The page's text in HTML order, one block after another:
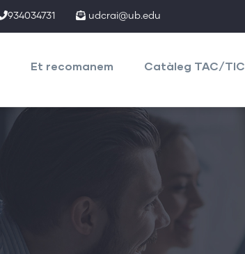
934034731 udcrai@ub.edu
Et recomanem Catàleg TAC/TIC